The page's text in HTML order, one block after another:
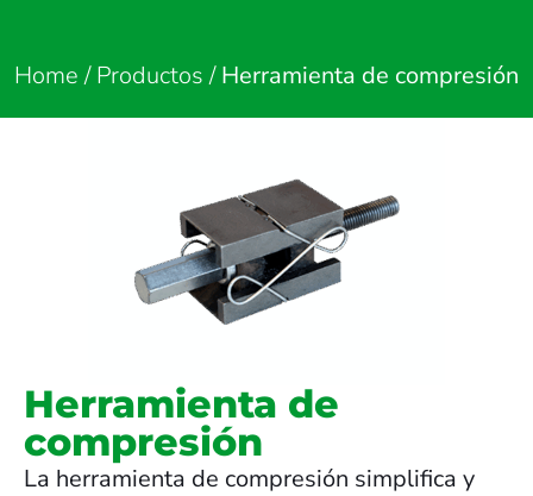
Home/Productos/Herramienta de compresión
Herramienta de
compresión
La herramienta de compresión simplifica y